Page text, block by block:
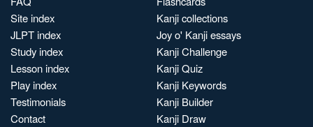
Site index
JLPT index
Study index
Lesson index
Play index
Testimonials
Contact
Kanji collections
Joy o' Kanji essays
Kanji Challenge
Kanji Quiz
Kanji Keywords
Kanji Builder
Kanji Draw